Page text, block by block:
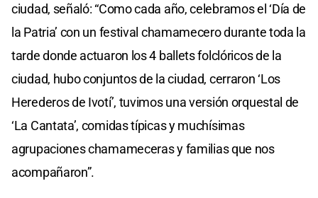
ciudad, señaló: “Como cada año, celebramos el ‘Día de
la Patria’ con un festival chamamecero durante toda la
tarde donde actuaron los 4 ballets folclóricos de la
ciudad, hubo conjuntos de la ciudad, cerraron ‘Los
Herederos de Ivotí’, tuvimos una versión orquestal de
‘La Cantata’, comidas típicas y muchísimas
agrupaciones chamameceras y familias que nos
acompañaron”.